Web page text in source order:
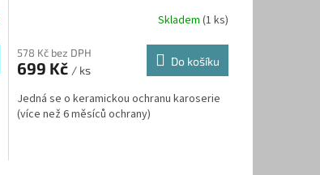
Skladem (1 ks)
578 Kč bez DPH
699 Kč / ks
Do košíku
Jedná se o keramickou ochranu karoserie
(více než 6 měsíců ochrany)